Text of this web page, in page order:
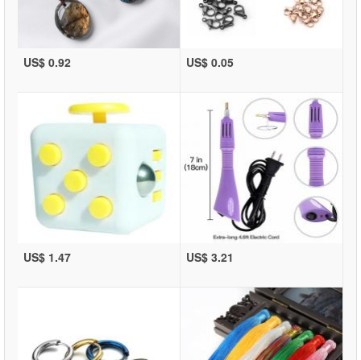
US$ 0.92 US$ 0.05
US$ 1.47 US$ 3.21